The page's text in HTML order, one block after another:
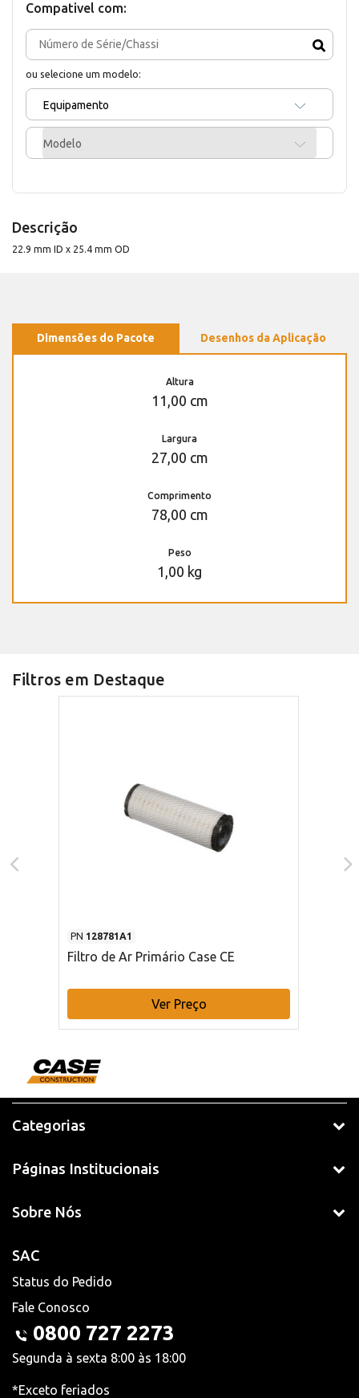
Compativel com:
ou selecione um modelo:
Equipamento
Modelo
Descrição
22.9 mm ID x 25.4 mm OD
Dimensões do Pacote Desenhos da Aplicação
Altura
11,00 cm
Largura
27,00 cm
Comprimento
78,00 cm
Peso
1,00 kg
Filtros em Destaque
PN 128781A1
Filtro de Ar Primário Case CE
Ver Preço
Categorias
Páginas Institucionais
Sobre Nós
SAC
Status do Pedido
Fale Conosco
0800 727 2273
Segunda à sexta 8:00 às 18:00
*Exceto feriados